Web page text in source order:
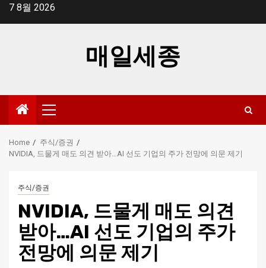
Skip7 8월 2026
매일세종
Primary
Menu
Home
주식/증권
NVIDIA, 드물게 매도 의견 받아…AI 선도 기업의 주가 전망에 의문 제기
주식/증권
NVIDIA, 드물게 매도 의견
받아…AI 선도 기업의 주가
전망에 의문 제기